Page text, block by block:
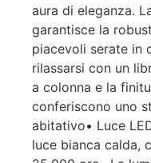
aura di eleganza.
garantisce la
piacevoli serate in
rilassarsi con un
a colonna e la
conferiscono uno
abitativo• Luce
luce bianca calda,